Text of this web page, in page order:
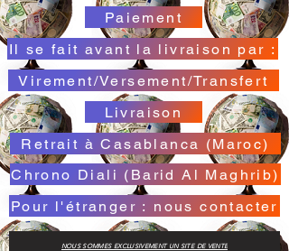
Paiement
Virement/Versement/Transfert
Livraison
Retrait à Casablanca (Maroc)
Il se fait avant la livraison par :
Chrono Diali (Barid Al Maghrib)
Pour l'étranger : nous contacter
NOUS SOMMES EXCLUSIVEMENT UN SITE DE VENTE